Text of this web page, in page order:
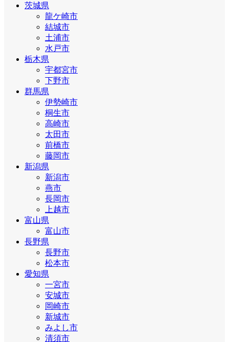
茨城県
龍ケ崎市
結城市
土浦市
水戸市
栃木県
宇都宮市
下野市
群馬県
伊勢崎市
桐生市
高崎市
太田市
前橋市
藤岡市
新潟県
新潟市
燕市
長岡市
上越市
富山県
富山市
長野県
長野市
松本市
愛知県
一宮市
安城市
岡崎市
新城市
みよし市
清須市